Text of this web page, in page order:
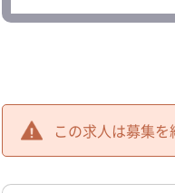
この求人は募集を